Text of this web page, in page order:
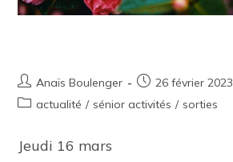
Anaïs Boulenger
26 février 2023
actualité / sénior activités / sorties
Jeudi 16 mars